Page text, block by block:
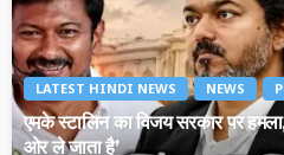
LATEST HINDI NEWS NEWS
एमके स्टालिन का विजय सरकार पर हमला,
ओर ले जाता है’